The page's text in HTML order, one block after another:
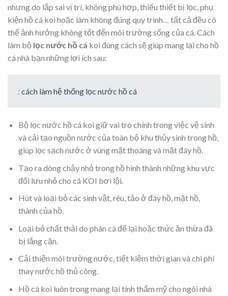
nhưng do lắp sai vị trí, không phù hợp, thiếu thiết bị lọc, phụ
kiện hồ cá koi hoặc làm không đúng quy trình… tất cả đều có
thể ảnh hưởng không tốt đến môi trường sống của cá. Cách
làm bộ lọc nước hồ cá koi đúng cách sẽ giúp mang lại cho hồ
cá nhà bạn những lợi ích sau:
: cách làm hệ thống lọc nước hồ cá
Bộ lọc nước hồ cá koi giữ vai trò chính trong việc vệ sinh
và cải tạo nguồn nước của toàn bộ khu thủy sinh trong hồ,
giúp lọc sạch nước ở vùng mặt thoáng và mặt đáy hồ.
Tạo ra dòng chảy nhỏ trong hồ hình thành những khu vực
đối lưu nhỏ cho cá KOI bơi lội.
Hút và loại bỏ các sinh vật, rêu, tảo ở đáy hồ, mặt hồ,
thành của hồ.
Loại bỏ chất thải do phân cá để lại hoặc thức ăn thừa đã
bị lắng cặn.
Cải thiện môi trường nước, tiết kiệm thời gian và chi phí
thay nước hồ thủ công.
Hồ cá koi luôn trong mang lại tính thẩm mỹ cho ngôi nhà